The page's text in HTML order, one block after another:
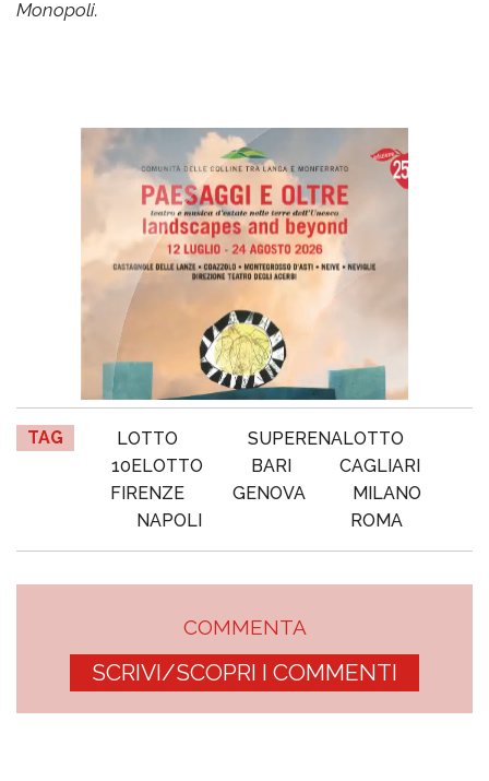
Monopoli.
TAG LOTTO
SUPERENALOTTO
10ELOTTO
BARI
CAGLIARI
FIRENZE
GENOVA
MILANO
NAPOLI
ROMA
COMMENTA
SCRIVI/SCOPRI I COMMENTI